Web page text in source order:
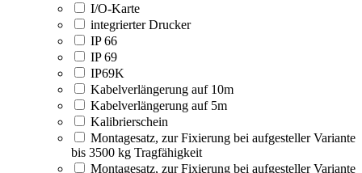
I/O-Karte
integrierter Drucker
IP 66
IP 69
IP69K
Kabelverlängerung auf 10m
Kabelverlängerung auf 5m
Kalibrierschein
Montagesatz, zur Fixierung bei aufgesteller Variante
bis 3500 kg Tragfähigkeit
Montagesatz, zur Fixierung bei aufgesteller Variante